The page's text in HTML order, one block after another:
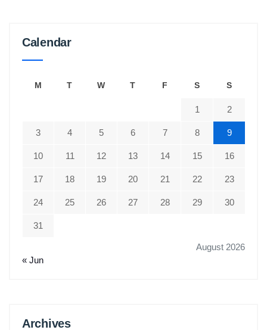
Calendar
August 2026
M T W T F S S
1 2
3 4 5 6 7 8 9
10 11 12 13 14 15 16
17 18 19 20 21 22 23
24 25 26 27 28 29 30
31
« Jun
ArchivesArchives